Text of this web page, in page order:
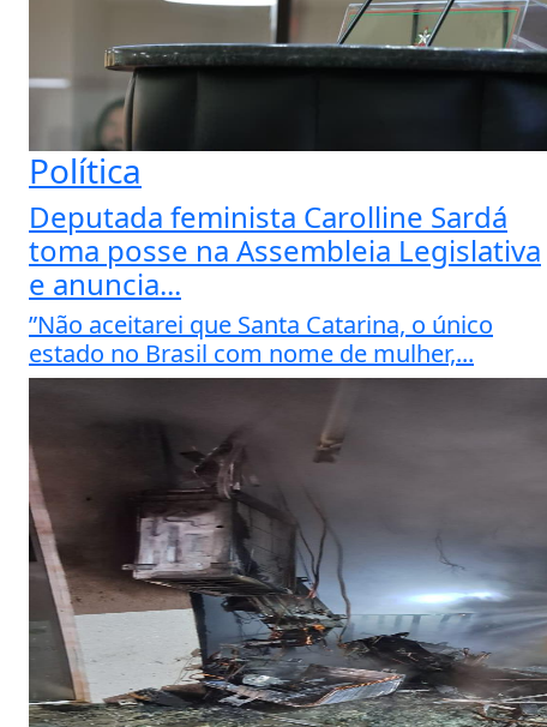
Política
Deputada feminista Carolline Sardá
toma posse na Assembleia Legislativa
e anuncia...
”Não aceitarei que Santa Catarina, o único
estado no Brasil com nome de mulher,...